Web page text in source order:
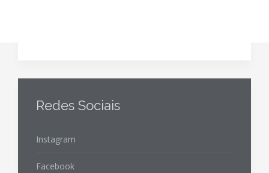
Redes Sociais
Instagram
Facebook